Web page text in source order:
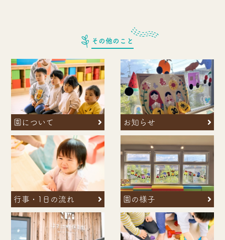
その他のこと
園について お知らせ
行事・1日の流れ 園の様子